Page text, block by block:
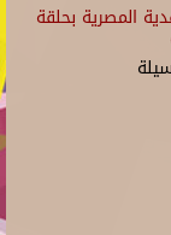
المصرية بحلقة